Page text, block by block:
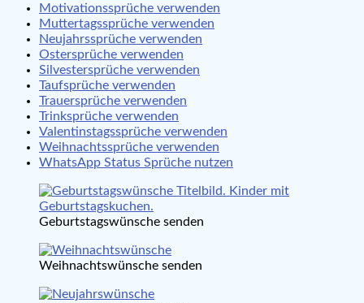
Motivationssprüche verwenden
Muttertagssprüche verwenden
Neujahrssprüche verwenden
Ostersprüche verwenden
Silvestersprüche verwenden
Taufsprüche verwenden
Trauersprüche verwenden
Trinksprüche verwenden
Valentinstagssprüche verwenden
Weihnachtssprüche verwenden
WhatsApp Status Sprüche nutzen
Geburtstagswünsche senden
Weihnachtswünsche senden